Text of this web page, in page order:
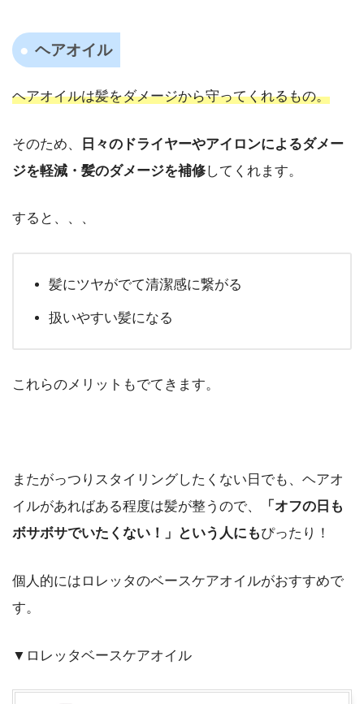
ヘアオイル
ヘアオイルは髪をダメージから守ってくれるもの。
そのため、
日々のドライヤーやアイロンによるダメー
ジを軽減・髪のダメージを補修してくれます。
すると、、、
髪にツヤがでて清潔感に繋がる
扱いやすい髪になる
これらのメリットもでてきます。
またがっつりスタイリングしたくない日でも、ヘアオ
イルがあればある程度は髪が整うので、
「オフの日も
ボサボサでいたくない！」という人にもぴったり！
個人的にはロレッタのベースケアオイルがおすすめで
す。
▼ロレッタベースケアオイル